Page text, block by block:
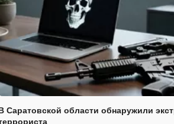
Саратовской области обнаружили